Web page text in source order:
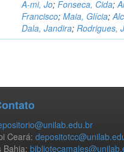
A-mi, Jo;Fonseca, Cida;
Francisco;Maia, Glícia;
Dala, Jandira;Rodrigues,
Ceará:
Bahia: